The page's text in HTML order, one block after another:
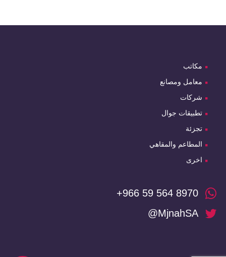
مكاتب
معامل ومصانع
شركات
تطبيقات جوال
تجزئة
المطاعم والمقاهي
اخرى
+966 59 564 8970
@MjnahSA